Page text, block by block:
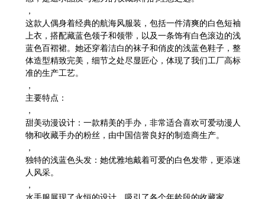
，
这款人偶身着经典的航海风服装，包括一件清爽的白色短袖
上衣，搭配藏蓝色领子和领带，以及一条饰有白色滚边的浅
蓝色百褶裙。她还穿着洁白的袜子和俏皮的浅蓝色鞋子，整
体造型精致完美，细节之处尽显匠心，体现了我们工厂高标
准的生产工艺。
，
主要特点：
，
甜美动漫设计：一款精美的手办，非常适合喜欢可爱动漫人
物和收藏手办的粉丝，由中国信誉良好的制造商生产。
，
独特的浅蓝色头发：她优雅地戴着可爱的白色发带，更添迷
人风采。
，